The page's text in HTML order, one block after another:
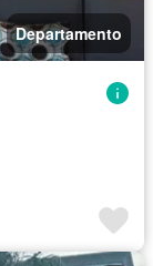
Departamento